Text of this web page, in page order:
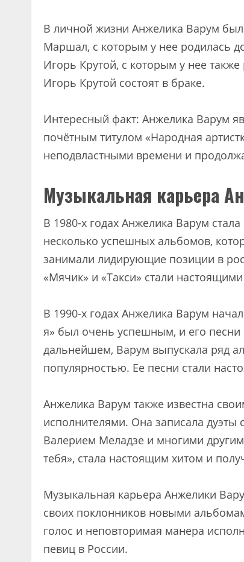
В личной жизни Анжелика Варум
Маршал, с которым у нее родилась
Игорь Крутой, с которым у нее
Игорь Крутой состоят в браке.
Интересный факт: Анжелика Варум
почётным титулом «Народная
неподвластными времени и
Музыкальная карьера
В 1980-х годах Анжелика Варум
несколько успешных альбомов,
занимали лидирующие позиции в
«Мячик» и «Такси» стали
В 1990-х годах Анжелика Варум
я» был очень успешным, и его песни
дальнейшем, Варум выпускала ряд
популярностью. Ее песни стали
Анжелика Варум также известна
исполнителями. Она записала
Валерием Меладзе и многими
тебя», стала настоящим хитом и
Музыкальная карьера Анжелики
своих поклонников новыми
голос и неповторимая манера
певиц в России.